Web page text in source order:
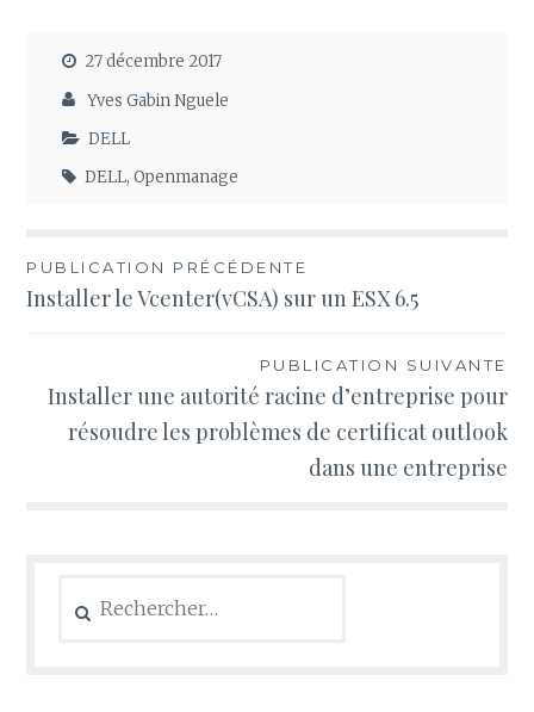
27 décembre 2017
Yves Gabin Nguele
DELL
DELL,Openmanage
Navigation
de
PUBLICATION PRÉCÉDENTE
Installer le Vcenter(vCSA) sur un ESX 6.5
PUBLICATION SUIVANTE
Installer une autorité racine d’entreprise pour
résoudre les problèmes de certificat outlook
dans une entreprise